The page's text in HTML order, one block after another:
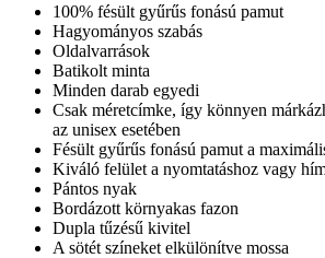
ki
van.
100% fésült gyűrűs fonású pamut
Hagyományos szabás
Oldalvarrások
Batikolt minta
Minden darab egyedi
Csak méretcímke, így könnyen
az unisex esetében
Fésült gyűrűs fonású pamut a
Kiváló felület a nyomtatáshoz vagy
Pántos nyak
Bordázott környakas fazon
Dupla tűzésű kivitel
A sötét színeket elkülönítve mossa